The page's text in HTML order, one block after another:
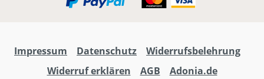
Impressum Datenschutz
Widerrufsbelehrung
Widerruf erklären
AGB Adonia.de